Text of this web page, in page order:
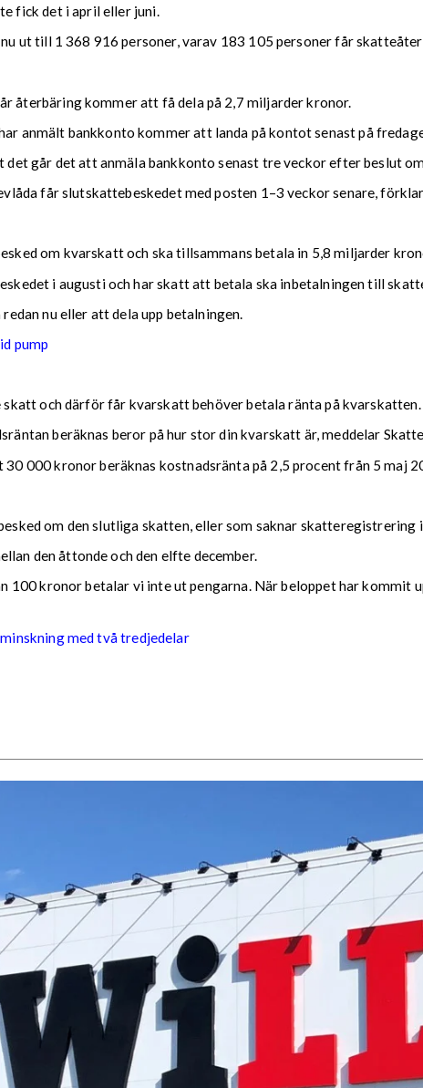
fick det i april eller juni.
ut till 1 368 916 personer, varav 183 105 personer får
återbäring kommer att få dela på 2,7 miljarder kronor.
anmält bankkonto kommer att landa på kontot senast på
det går det att anmäla bankkonto senast tre veckor efter beslut
får slutskattebeskedet med posten 1–3 veckor senare,
om kvarskatt och ska tillsammans betala in 5,8 miljarder
i augusti och har skatt att betala ska inbetalningen till
nu eller att dela upp betalningen.
pump
och därför får kvarskatt behöver betala ränta på kvarskatten.
beräknas beror på hur stor din kvarskatt är, meddelar
000 kronor beräknas kostnadsränta på 2,5 procent från 5 maj
om den slutliga skatten, eller som saknar skatteregistrering
den åttonde och den elfte december.
100 kronor betalar vi inte ut pengarna. När beloppet har
med två tredjedelar